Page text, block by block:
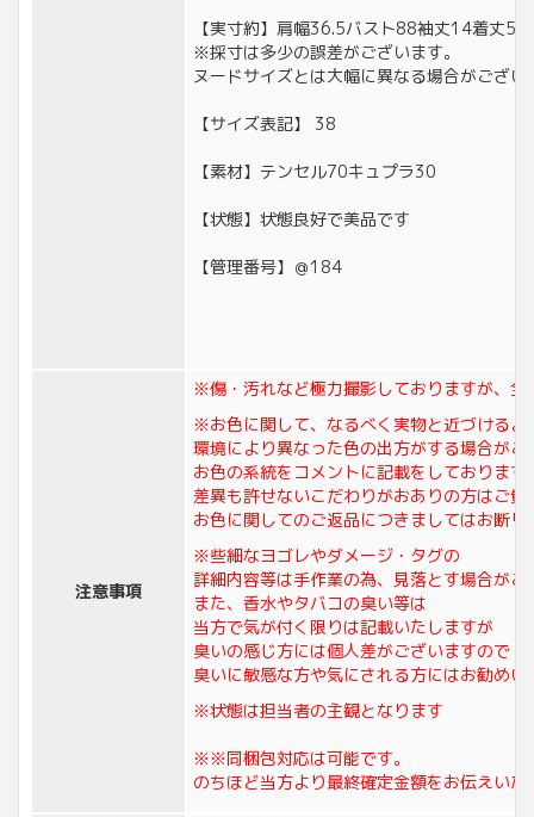
【実寸約】肩幅36.5バスト88袖丈14着丈54
※採寸は多少の誤差がございます。
ヌードサイズとは大幅に異なる場合がござい
【サイズ表記】 38
【素材】テンセル70キュプラ30
【状態】状態良好で美品です
【管理番号】＠184
注意事項
※傷・汚れなど極力撮影しておりますが、
※お色に関して、なるべく実物と近づけるよ
環境により異なった色の出方がする場合がご
お色の系統をコメントに記載をしておりま
差異も許せないこだわりがおありの方はご
お色に関してのご返品につきましてはお断り
※些細なヨゴレやダメージ・タグの
詳細内容等は手作業の為、見落とす場合がご
また、香水やタバコの臭い等は
当方で気が付く限りは記載いたしますが
臭いの感じ方には個人差がございますので
臭いに敏感な方や気にされる方にはお勧めい
※状態は担当者の主観となります
※※同梱包対応は可能です。
のちほど当方より最終確定金額をお伝えいた